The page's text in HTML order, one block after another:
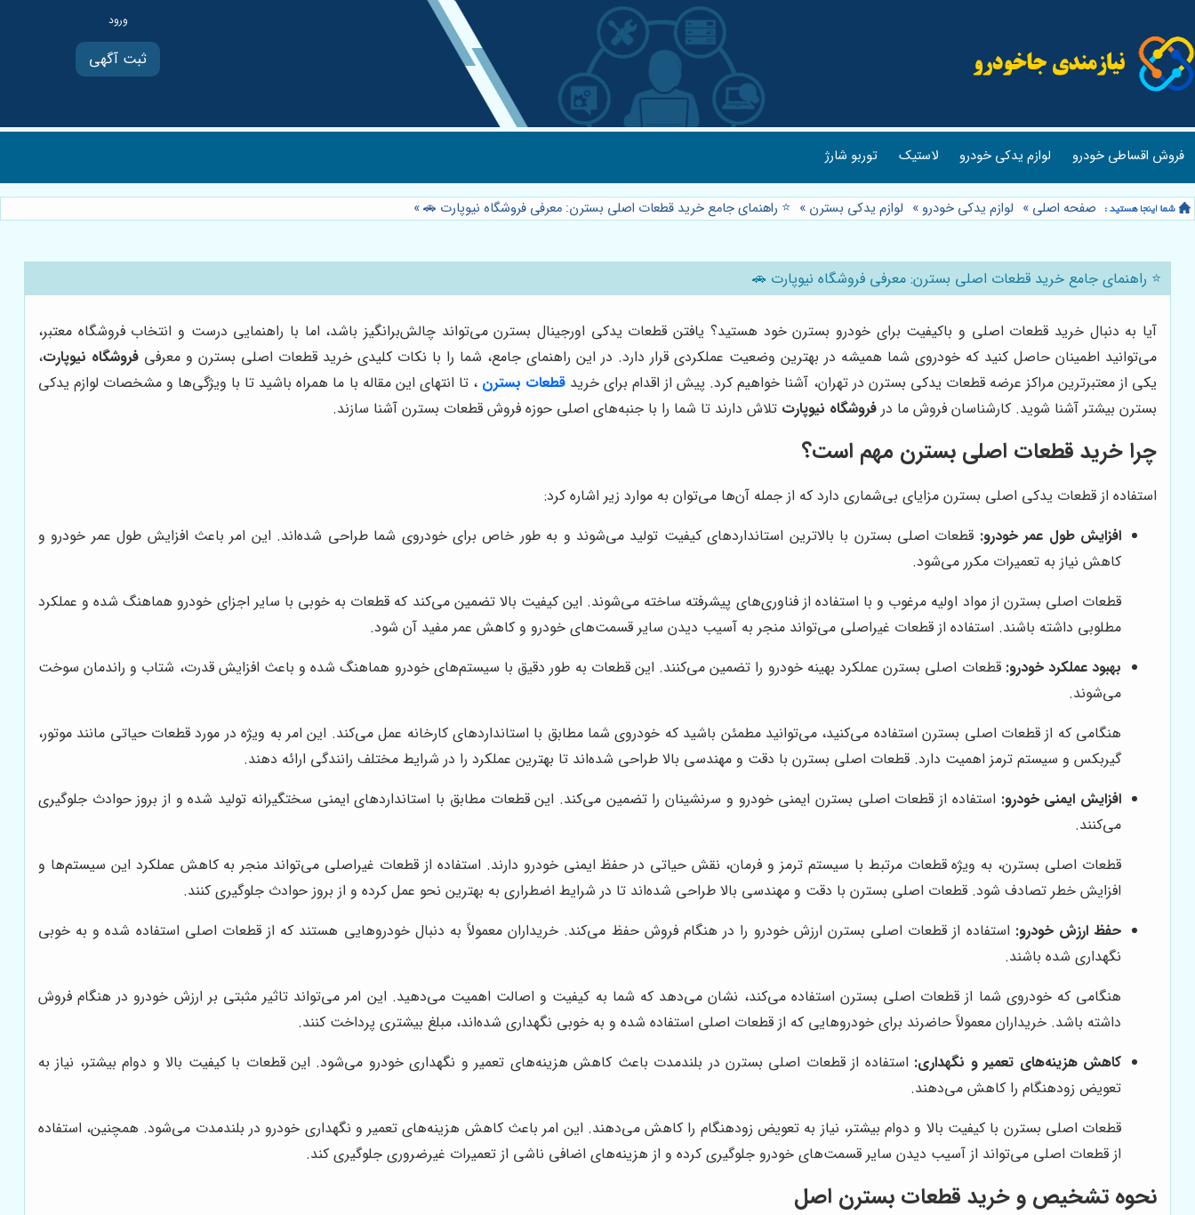
ثبت آگهی
فروش اقساطی خودرو لوازم یدکی خودرو لاستیک توربو شارژ
صفحه اصلی » لوازم یدکی خودرو » لوازم یدکی بسترن » ⭐️ راهنمای جامع خرید قطعات اصلی بسترن: معرفی فروشگاه نیوپارت 🚗»
⭐️ راهنمای جامع خرید قطعات اصلی بسترن: معرفی فروشگاه نیوپارت 🚗
آیا به دنبال خرید قطعات اصلی و باکیفیت برای خودرو بسترن خود هستید؟ یافتن قطعات یدکی اورجینال بسترن می‌تواند چالش‌برانگیز باشد، اما با راهنمایی درست و انتخاب فروشگاه معتبر،
می‌توانید اطمینان حاصل کنید که خودروی شما همیشه در بهترین وضعیت عملکردی قرار دارد. در این راهنمای جامع، شما را با نکات کلیدی خرید قطعات اصلی بسترن و معرفیفروشگاه نیوپارت،
یکی از معتبرترین مراکز عرضه قطعات یدکی بسترن در تهران، آشنا خواهیم کرد. پیش از اقدام برای خریدقطعات بسترن ، تا انتهای این مقاله با ما همراه باشید تا با ویژگی‌ها و مشخصات لوازم یدکی
بسترن بیشتر آشنا شوید. کارشناسان فروش ما در فروشگاه نیوپارت تلاش دارند تا شما را با جنبه‌های اصلی حوزه فروش قطعات بسترن آشنا سازند.
چرا خرید قطعات اصلی بسترن مهم است؟
استفاده از قطعات یدکی اصلی بسترن مزایای بی‌شماری دارد که از جمله آن‌ها می‌توان به موارد زیر اشاره کرد:
افزایش طول عمر خودرو: قطعات اصلی بسترن با بالاترین استانداردهای کیفیت تولید می‌شوند و به طور خاص برای خودروی شما طراحی شده‌اند. این امر باعث افزایش طول عمر خودرو و
کاهش نیاز به تعمیرات مکرر می‌شود.
قطعات اصلی بسترن از مواد اولیه مرغوب و با استفاده از فناوری‌های پیشرفته ساخته می‌شوند. این کیفیت بالا تضمین می‌کند که قطعات به خوبی با سایر اجزای خودرو هماهنگ شده و عملکرد
مطلوبی داشته باشند. استفاده از قطعات غیراصلی می‌تواند منجر به آسیب دیدن سایر قسمت‌های خودرو و کاهش عمر مفید آن شود.
بهبود عملکرد خودرو: قطعات اصلی بسترن عملکرد بهینه خودرو را تضمین می‌کنند. این قطعات به طور دقیق با سیستم‌های خودرو هماهنگ شده و باعث افزایش قدرت، شتاب و راندمان سوخت
می‌شوند.
هنگامی که از قطعات اصلی بسترن استفاده می‌کنید، می‌توانید مطمئن باشید که خودروی شما مطابق با استانداردهای کارخانه عمل می‌کند. این امر به ویژه در مورد قطعات حیاتی مانند موتور،
گیربکس و سیستم ترمز اهمیت دارد. قطعات اصلی بسترن با دقت و مهندسی بالا طراحی شده‌اند تا بهترین عملکرد را در شرایط مختلف رانندگی ارائه دهند.
افزایش ایمنی خودرو: استفاده از قطعات اصلی بسترن ایمنی خودرو و سرنشینان را تضمین می‌کند. این قطعات مطابق با استانداردهای ایمنی سختگیرانه تولید شده و از بروز حوادث جلوگیری
می‌کنند.
قطعات اصلی بسترن، به ویژه قطعات مرتبط با سیستم ترمز و فرمان، نقش حیاتی در حفظ ایمنی خودرو دارند. استفاده از قطعات غیراصلی می‌تواند منجر به کاهش عملکرد این سیستم‌ها و
افزایش خطر تصادف شود. قطعات اصلی بسترن با دقت و مهندسی بالا طراحی شده‌اند تا در شرایط اضطراری به بهترین نحو عمل کرده و از بروز حوادث جلوگیری کنند.
حفظ ارزش خودرو: استفاده از قطعات اصلی بسترن ارزش خودرو را در هنگام فروش حفظ می‌کند. خریداران معمولاً به دنبال خودروهایی هستند که از قطعات اصلی استفاده شده و به خوبی
نگهداری شده باشند.
هنگامی که خودروی شما از قطعات اصلی بسترن استفاده می‌کند، نشان می‌دهد که شما به کیفیت و اصالت اهمیت می‌دهید. این امر می‌تواند تاثیر مثبتی بر ارزش خودرو در هنگام فروش
داشته باشد. خریداران معمولاً حاضرند برای خودروهایی که از قطعات اصلی استفاده شده و به خوبی نگهداری شده‌اند، مبلغ بیشتری پرداخت کنند.
کاهش هزینه‌های تعمیر و نگهداری: استفاده از قطعات اصلی بسترن در بلندمدت باعث کاهش هزینه‌های تعمیر و نگهداری خودرو می‌شود. این قطعات با کیفیت بالا و دوام بیشتر، نیاز به
تعویض زودهنگام را کاهش می‌دهند.
قطعات اصلی بسترن با کیفیت بالا و دوام بیشتر، نیاز به تعویض زودهنگام را کاهش می‌دهند. این امر باعث کاهش هزینه‌های تعمیر و نگهداری خودرو در بلندمدت می‌شود. همچنین، استفاده
از قطعات اصلی می‌تواند از آسیب دیدن سایر قسمت‌های خودرو جلوگیری کرده و از هزینه‌های اضافی ناشی از تعمیرات غیرضروری جلوگیری کند.
نحوه تشخیص و خرید قطعات بسترن اصل